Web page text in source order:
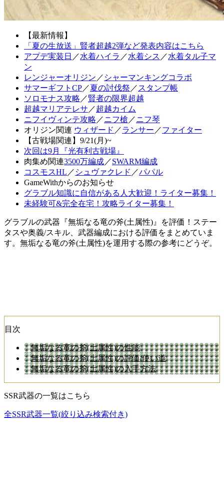
【最新情報】
「夏の生放送」賢者超越2弾など発表内容はこちら
アプデ実装日 ／水着ハイラ ／水着シス ／水着タル子マ
ン
レンジャーオリジン ／ シャーマンキングコラボ
サマーギフトCP／夏の討伐祭 ／ スタンプ帳
ソロモナス攻略 ／賢者の限界超越
超越マリアテレサ ／超越カイム
ニフイヴィンテ攻略 ／ニフ槍 ／ニフ琴
オリジン関連 ウィザード ／ランサー ／ファイター
【古戦場関連】9/21(月)~
次回は9月『光有利古戦場』
肉集め関連3500万編成／SWARM編成
コスモスHL ／ シュヴァクレド ／パパル
GameWithからのお知らせ
グラブル知識に自信がある人大歓迎！ライター募集！
未経験可&完全在宅！攻略ライター募集！
グラブルの武器『無垢なる竜の斧(土属性)』を評価！ステー
タスや奥義/スキル、武器編成における評価をまとめていま
す。無垢なる竜の斧(土属性)を運用する際の参考にどうぞ。
目次
無垢なる竜の斧(土属性)の性能
無垢なる竜の斧(土属性)の評価/使い道
無垢なる竜の斧(土属性)の入手方法
SSR武器の一覧はこちら
全SSR武器一覧(絞り込み検索付き)